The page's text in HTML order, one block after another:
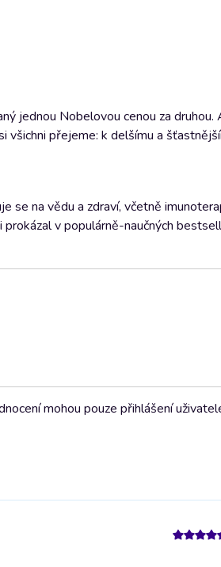
jednou Nobelovou cenou za druhou.
všichni přejeme: k delšímu a
se na vědu a zdraví, včetně
v populárně-naučných
mohou pouze přihlášení